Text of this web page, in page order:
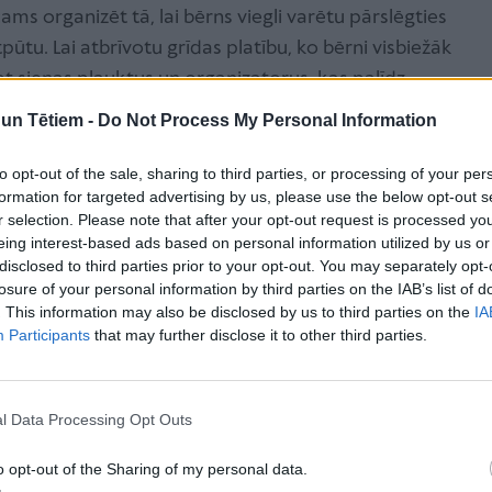
Tētiem - Do Not Process My Personal Information
opt-out of the sale, sharing to third parties, or processing of your
for targeted advertising by us, please use the below opt-out
selection. Please note that after your opt-out request is processed
interest-based ads based on personal information utilized by us
to third parties prior to your opt-out. You may separately
of your personal information by third parties on the IAB’s list of
This information may also be disclosed by us to third parties on the
Participants that may further disclose it to other third parties.
Data Processing Opt Outs
opt-out of the Sharing of my personal data.
organizēt tā, lai bērns viegli varētu pārslēgties
Lai atbrīvotu grīdas platību, ko bērni visbiežāk
sienas plauktus un organizatorus, kas palīdz
harmonijai un materiālu izvēlei
kas rada vizuālu troksni pat tad, ja
un organizēšanas piederumus ieteicams
baltā, pelēkā vai bēšā, kas palīdzēs radīt mierīgu
kā koks un kartons radīs mājīguma sajūtu un
mācībām, radot harmonisku vidi.
bērna radošajām aktivitātēm, grāmatas un
izmantojot šauras un augstas dokumentu
arī sienas organizatorus un plauktus, kas